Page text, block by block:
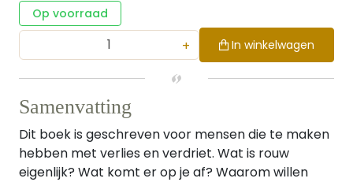
Op voorraad
+ In winkelwagen
Samenvatting
Dit boek is geschreven voor mensen die te maken
hebben met verlies en verdriet. Wat is rouw
eigenlijk? Wat komt er op je af? Waarom willen